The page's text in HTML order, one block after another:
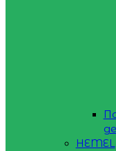
HEMEL